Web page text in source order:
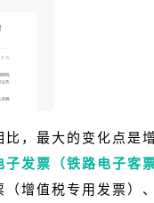
，最大的变化点是
发票（铁路电子客票
增值税专用发票）